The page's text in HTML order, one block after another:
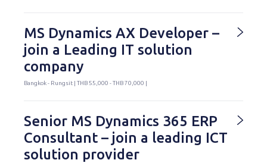
MS Dynamics AX Developer –
join a Leading IT solution
company
Bangkok - Rungsit | THB 55,000 - THB 70,000 |
Senior MS Dynamics 365 ERP
Consultant – join a leading ICT
solution provider